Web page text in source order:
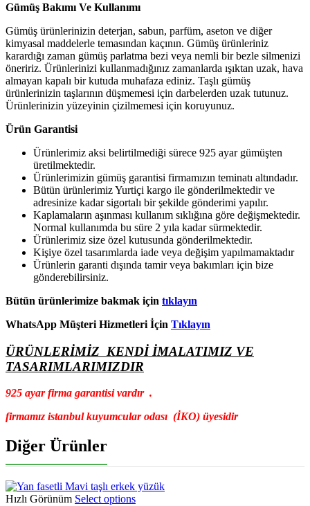
Gümüş Bakımı Ve Kullanımı
Gümüş ürünlerinizin deterjan, sabun, parfüm, aseton ve diğer
kimyasal maddelerle temasından kaçının. Gümüş ürünleriniz
karardığı zaman gümüş parlatma bezi veya nemli bir bezle silmenizi
öneririz. Ürünlerinizi kullanmadığınız zamanlarda ışıktan uzak, hava
almayan kapalı bir kutuda muhafaza ediniz. Taşlı gümüş
ürünlerinizin taşlarının düşmemesi için darbelerden uzak tutunuz.
Ürünlerinizin yüzeyinin çizilmemesi için koruyunuz.
Ürün Garantisi
Ürünlerimiz aksi belirtilmediği sürece 925 ayar gümüşten
üretilmektedir.
Ürünlerimizin gümüş garantisi firmamızın teminatı altındadır.
Bütün ürünlerimiz Yurtiçi kargo ile gönderilmektedir ve
adresinize kadar sigortalı bir şekilde gönderimi yapılır.
Kaplamaların aşınması kullanım sıklığına göre değişmektedir.
Normal kullanımda bu süre 2 yıla kadar sürmektedir.
Ürünlerimiz size özel kutusunda gönderilmektedir.
Kişiye özel tasarımlarda iade veya değişim yapılmamaktadır
Ürünlerin garanti dışında tamir veya bakımları için bize
gönderebilirsiniz.
Bütün ürünlerimize bakmak için tıklayın
WhatsApp Müşteri Hizmetleri İçin Tıklayın
ÜRÜNLERİMİZ KENDİ İMALATIMIZ VE
TASARIMLARIMIZDIR
925 ayar firma garantisi vardır .
firmamız istanbul kuyumcular odası (İKO) üyesidir
Diğer Ürünler
Hızlı Görünüm Select options